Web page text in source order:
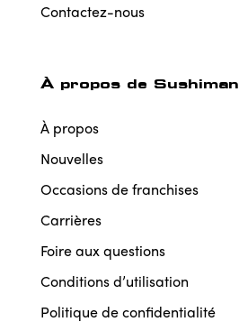
Contactez-nous
À propos de Sushiman
À propos
Nouvelles
Occasions de franchises
Carrières
Foire aux questions
Conditions d’utilisation
Politique de confidentialité